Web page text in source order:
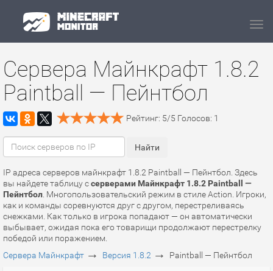
Сервера Майнкрафт 1.8.2
Paintball — Пейнтбол
Рейтинг: 5/5 Голосов: 1
IP адреса серверов майнкрафт 1.8.2 Paintball — Пейнтбол. Здесь
вы найдете таблицу ссерверами Майнкрафт 1.8.2 Paintball —
Пейнтбол . Многопользовательский режим в стиле Action. Игроки,
как и команды соревнуются друг с другом, перестреливаясь
снежками. Как только в игрока попадают — он автоматически
выбывает, ожидая пока его товарищи продолжают перестрелку
победой или поражением.
Сервера Майнкрафт → Версия 1.8.2 → Paintball — Пейнтбол